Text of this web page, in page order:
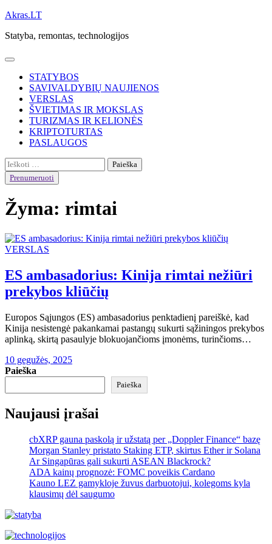
Skip
content
Akras.LT
Statyba, remontas, technologijos
STATYBOS
SAVIVALDYBIŲ NAUJIENOS
VERSLAS
ŠVIETIMAS IR MOKSLAS
TURIZMAS IR KELIONĖS
KRIPTOTURTAS
PASLAUGOS
Ieškoti:
Prenumeruoti
Žyma: rimtai
VERSLAS
ES ambasadorius: Kinija rimtai nežiūri
prekybos kliūčių
Europos Sąjungos (ES) ambasadorius penktadienį pareiškė, kad
Kinija nesistengė pakankamai pastangų sukurti sąžiningos prekybos
aplinką, skirtą pasaulyje blokuojančioms įmonėms, turinčioms…
10 gegužės, 2025
Paieška
Paieška
Naujausi įrašai
cbXRP gauna paskolą ir užstatą per „Doppler Finance“ bazę
Morgan Stanley pristato Staking ETP, skirtus Ether ir Solana
Ar Singapūras gali sukurti ASEAN Blackrock?
ADA kainų prognozė: FOMC poveikis Cardano
Kauno LEZ gamykloje žuvus darbuotojui, kolegoms kyla
klausimų dėl saugumo